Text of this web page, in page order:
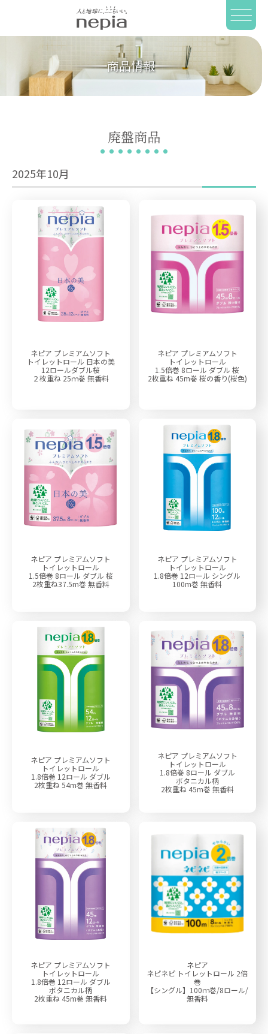
商品情報
廃盤商品
2025年10月
ネピア プレミアムソフト
トイレットロール 日本の美
12ロールダブル桜
２枚重ね 25ｍ巻 無香料
ネピア プレミアムソフト
トイレットロール
1.5倍巻 8ロール ダブル 桜
2枚重ね 45m巻 桜の香り(桜色)
ネピア プレミアムソフト
トイレットロール
1.5倍巻 8ロール ダブル 桜
2枚重ね37.5m巻 無香料
ネピア プレミアムソフト
トイレットロール
1.8倍巻 12ロール シングル
100m巻 無香料
ネピア プレミアムソフト
トイレットロール
1.8倍巻 12ロール ダブル
2枚重ね 54m巻 無香料
ネピア プレミアムソフト
トイレットロール
1.8倍巻 8ロール ダブル
ボタニカル柄
2枚重ね 45m巻 無香料
ネピア プレミアムソフト
トイレットロール
1.8倍巻 12ロール ダブル
ボタニカル柄
2枚重ね 45m巻 無香料
ネピア
ネピネピ トイレットロール 2倍
巻
【シングル】100ｍ巻/8ロール/
無香料